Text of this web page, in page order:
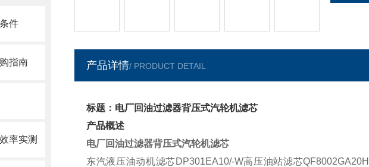
件
指南
率实测
产品详情/ PRODUCT DETAIL
标题：电厂回油过滤器背压式汽轮机滤芯
产品概述
电厂回油过滤器背压式汽轮机滤芯
东汽液压油动机滤芯DP301EA10/-W高压油站滤芯